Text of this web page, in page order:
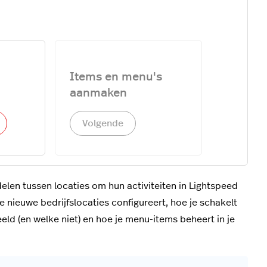
Items en menu's
aanmaken
Volgende
tussen locaties om hun activiteiten in Lightspeed
nieuwe bedrijfslocaties configureert, hoe je schakelt
(en welke niet) en hoe je menu-items beheert in je